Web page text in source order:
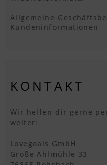
Allgemeine
Kundeninformationen
KONTAKT
Wir helfen dir gerne
weiter:
Lovegoals GmbH
Große Ahlmühle 33